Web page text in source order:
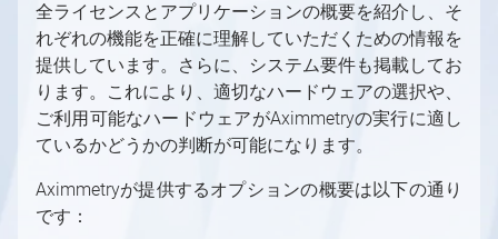
対応ハードウェア
対応ハードウェアの概要
PC
ソフトウェア環境
対応GPU
Mac対応
プロフェッショナルカメラとオブジェクトトラ
ッキングシステム
トラッキングシステム
SDI
コントローラー
Aximmetry の開始方法
これから始めるAximmetry入門
Aximmetry を使用するユーザー
Aximmetryのインストールする方法
起動設定
Aximmetry Eye
Aximmetry Gateway
バーチャルプロダクション用の入力/出力の設定
バーチャルプロダクション用の入力/出力の設定
の概要
ビデオ
外部コントローラー
トラッキング
トラッキングの概要
トラッキングシステムの種類
正しく設定されたトラッキングシステムとは？
グラフィックとバーチャルアセットの取得
要
ネイティブエンジンでのコンテンツ作成
グリーンスクリーン制作の概要
バーチャルカメラワークフロー
LEDウォール制作
目次（LEDウォールプロダクション）
全ライセンスとアプリケーションの概要を紹介し、そ
れぞれの機能を正確に理解していただくための情報を
提供しています。さらに、システム要件も掲載してお
ります。これにより、適切なハードウェアの選択や、
ご利用可能なハードウェアがAximmetryの実行に適し
ているかどうかの判断が可能になります。
Aximmetryが提供するオプションの概要は以下の通り
です：